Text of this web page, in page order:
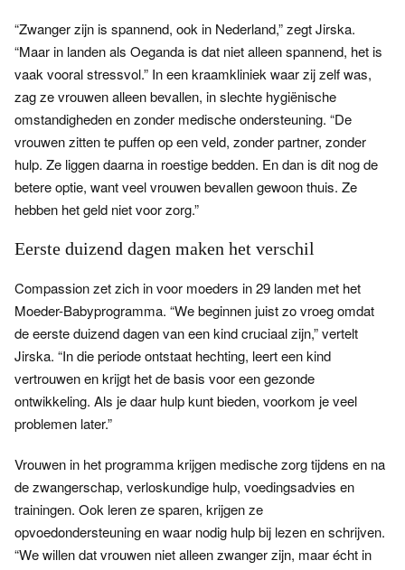
“Zwanger zijn is spannend, ook in Nederland,” zegt Jirska.
“Maar in landen als Oeganda is dat niet alleen spannend, het is
vaak vooral stressvol.” In een kraamkliniek waar zij zelf was,
zag ze vrouwen alleen bevallen, in slechte hygiënische
omstandigheden en zonder medische ondersteuning. “De
vrouwen zitten te puffen op een veld, zonder partner, zonder
hulp. Ze liggen daarna in roestige bedden. En dan is dit nog de
betere optie, want veel vrouwen bevallen gewoon thuis. Ze
hebben het geld niet voor zorg.”
Eerste duizend dagen maken het verschil
Compassion zet zich in voor moeders in 29 landen met het
Moeder-Babyprogramma. “We beginnen juist zo vroeg omdat
de eerste duizend dagen van een kind cruciaal zijn,” vertelt
Jirska. “In die periode ontstaat hechting, leert een kind
vertrouwen en krijgt het de basis voor een gezonde
ontwikkeling. Als je daar hulp kunt bieden, voorkom je veel
problemen later.”
Vrouwen in het programma krijgen medische zorg tijdens en na
de zwangerschap, verloskundige hulp, voedingsadvies en
trainingen. Ook leren ze sparen, krijgen ze
opvoedondersteuning en waar nodig hulp bij lezen en schrijven.
“We willen dat vrouwen niet alleen zwanger zijn, maar écht in
Privacy
reglement
Algemene
voorwaarden